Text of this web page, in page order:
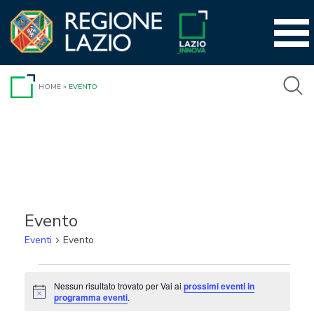
contenuto
HOME » EVENTO
Evento
Eventi Evento
Notice
Nessun risultato trovato per Vai ai prossimi eventi in
programma eventi.